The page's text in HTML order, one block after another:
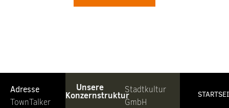
Adresse
TownTalker
Unsere
Konzernstruktur
Stadtkultur
GmbH